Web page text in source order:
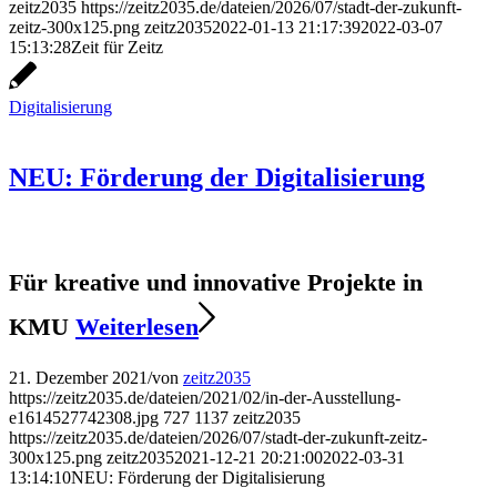
zeitz2035 https://zeitz2035.de/dateien/2026/07/stadt-der-zukunft-
zeitz-300x125.png zeitz20352022-01-13 21:17:392022-03-07
15:13:28Zeit für Zeitz
Digitalisierung
NEU: Förderung der Digitalisierung
Für kreative und innovative Projekte in
KMU Weiterlesen
21. Dezember 2021/von zeitz2035
https://zeitz2035.de/dateien/2021/02/in-der-Ausstellung-
e1614527742308.jpg 727 1137 zeitz2035
https://zeitz2035.de/dateien/2026/07/stadt-der-zukunft-zeitz-
300x125.png zeitz20352021-12-21 20:21:002022-03-31
13:14:10NEU: Förderung der Digitalisierung